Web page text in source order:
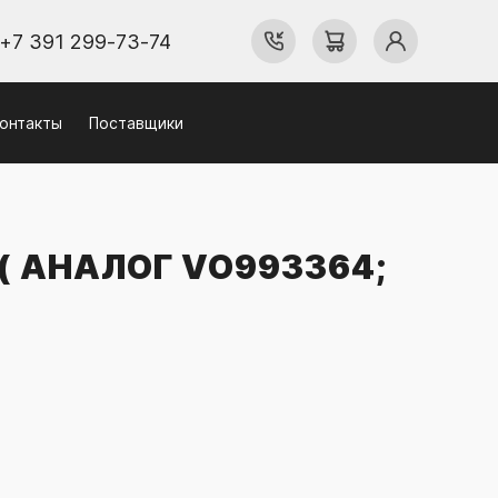
+7 391 299-73-74
Поставщики
АНАЛОГ VO993364;